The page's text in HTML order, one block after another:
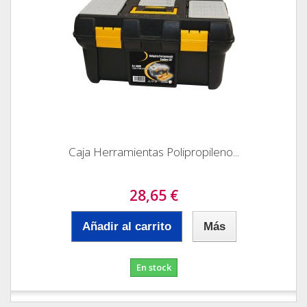
Caja Herramientas Polipropileno...
28,65 €
Añadir al carrito Más
En stock